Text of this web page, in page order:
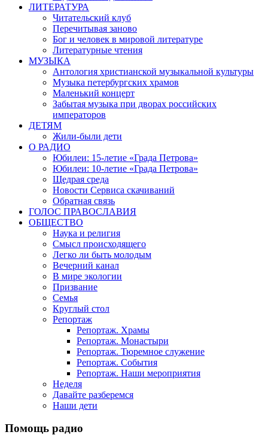
ЛИТЕРАТУРА
Читательский клуб
Перечитывая заново
Бог и человек в мировой литературе
Литературные чтения
МУЗЫКА
Антология христианской музыкальной культуры
Музыка петербургских храмов
Маленький концерт
Забытая музыка при дворах российских
императоров
ДЕТЯМ
Жили-были дети
О РАДИО
Юбилеи: 15-летие «Града Петрова»
Юбилеи: 10-летие «Града Петрова»
Щедрая среда
Новости Сервиса скачиваний
Обратная связь
ГОЛОС ПРАВОСЛАВИЯ
ОБЩЕСТВО
Наука и религия
Смысл происходящего
Легко ли быть молодым
Вечерний канал
В мире экологии
Призвание
Семья
Круглый стол
Репортаж
Репортаж. Храмы
Репортаж. Монастыри
Репортаж. Тюремное служение
Репортаж. События
Репортаж. Наши мероприятия
Неделя
Давайте разберемся
Наши дети
Помощь радио